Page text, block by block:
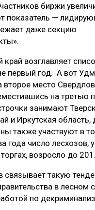
биржи
показатель —
даже секцию
край возглавляет
первый год. А вот
второе место
на третью
занимают
и Иркутская область,
также участвуют в
года число лесхозов,
возросло до 201.
связывает такую
в лесном
по